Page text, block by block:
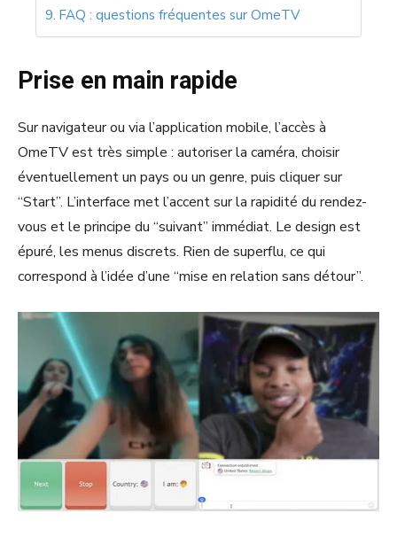
FAQ : questions fréquentes sur OmeTV
Prise en main rapide
Sur navigateur ou via l’application mobile, l’accès à
OmeTV est très simple : autoriser la caméra, choisir
éventuellement un pays ou un genre, puis cliquer sur
“Start”. L’interface met l’accent sur la rapidité du rendez-
vous et le principe du “suivant” immédiat. Le design est
épuré, les menus discrets. Rien de superflu, ce qui
correspond à l’idée d’une “mise en relation sans détour”.